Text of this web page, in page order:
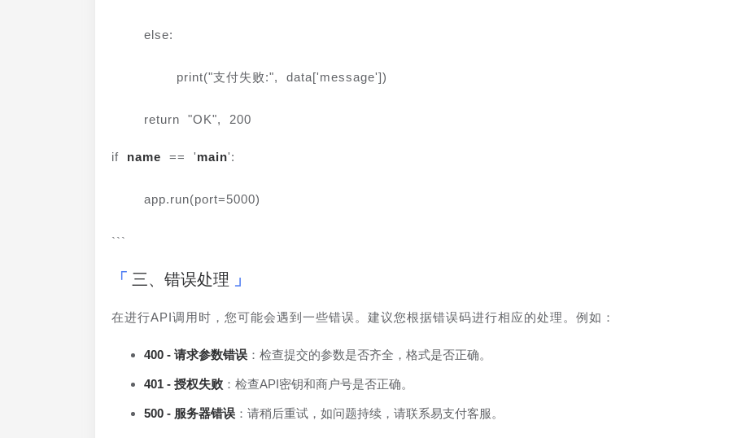
    else:
        print("支付失败:", data['message'])
    return "OK", 200
if name == 'main':
    app.run(port=5000)
```
三、错误处理
在进行API调用时，您可能会遇到一些错误。建议您根据错误码进行相应的处理。例如：
400 - 请求参数错误 ：检查提交的参数是否齐全，格式是否正确。
401 - 授权失败 ：检查API密钥和商户号是否正确。
500 - 服务器错误 ：请稍后重试，如问题持续，请联系易支付客服。